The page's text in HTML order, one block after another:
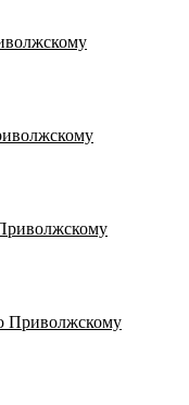
Приволжскому